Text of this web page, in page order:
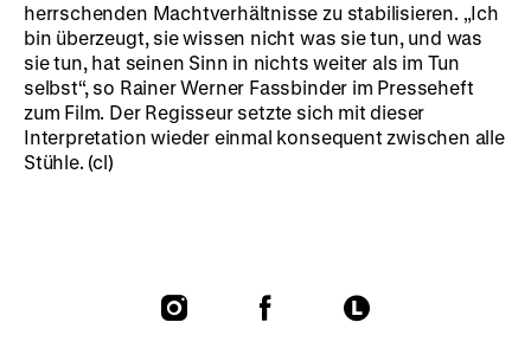
herrschenden Machtverhältnisse zu stabilisieren. „Ich
bin überzeugt, sie wissen nicht was sie tun, und was
sie tun, hat seinen Sinn in nichts weiter als im Tun
selbst“, so Rainer Werner Fassbinder im Presseheft
zum Film. Der Regisseur setzte sich mit dieser
Interpretation wieder einmal konsequent zwischen alle
Stühle. (cl)
To
To
To